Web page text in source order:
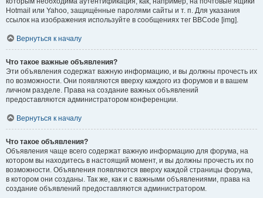
Hotmail или Yahoo, защищённые паролями сайты и т. п. Для указания
ссылок на изображения используйте в сообщениях тег BBCode [img].
Вернуться к началу
Что такое важные объявления?
Эти объявления содержат важную информацию, и вы должны прочесть их
по возможности. Они появляются вверху каждого из форумов и в вашем
личном разделе. Права на создание важных объявлений
предоставляются администратором конференции.
Вернуться к началу
Что такое объявления?
Объявления чаще всего содержат важную информацию для форума, на
котором вы находитесь в настоящий момент, и вы должны прочесть их по
возможности. Объявления появляются вверху каждой страницы форума,
в котором они созданы. Так же, как и с важными объявлениями, права на
создание объявлений предоставляются администратором.